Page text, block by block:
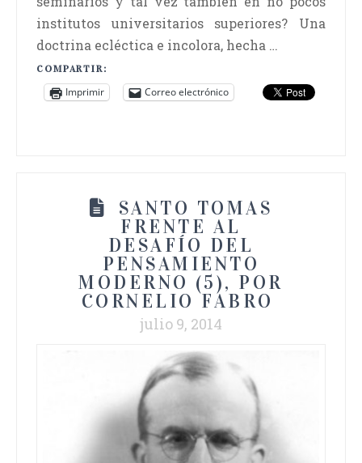
institutos universitarios superiores? Una
doctrina ecléctica e incolora, hecha …
COMPARTIR:
Imprimir Correo electrónico
SANTO TOMAS
FRENTE AL
DESAFÍO DEL
PENSAMIENTO
MODERNO (5), POR
CORNELIO FABRO
julio 9, 2014